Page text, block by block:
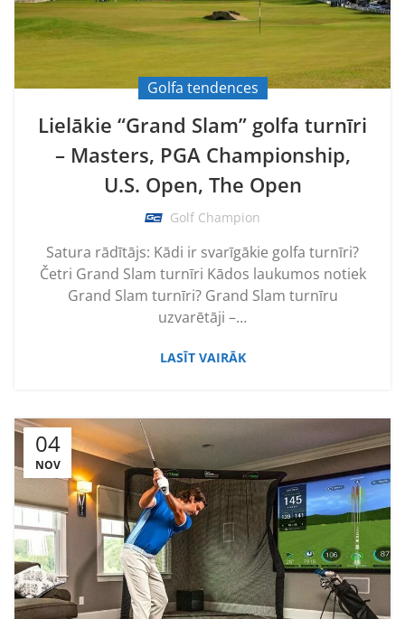
Golfa tendences
Lielākie “Grand Slam” golfa turnīri
– Masters, PGA Championship,
U.S. Open, The Open
Golf Champion
Satura rādītājs: Kādi ir svarīgākie golfa turnīri?
Četri Grand Slam turnīri Kādos laukumos notiek
Grand Slam turnīri? Grand Slam turnīru
uzvarētāji –…
LASĪT VAIRĀK
04
NOV